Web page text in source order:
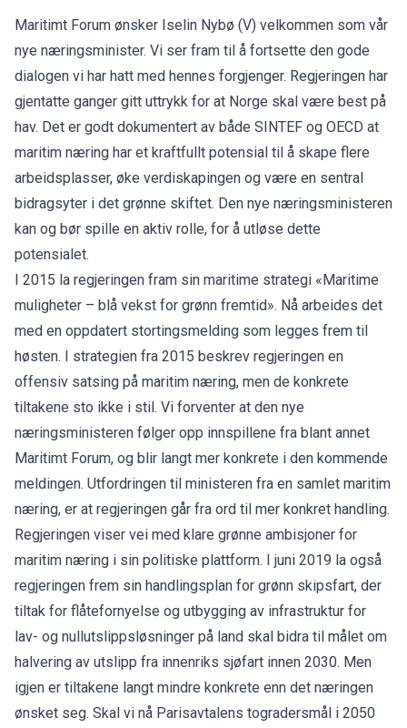
Maritimt Forum ønsker Iselin Nybø (V) velkommen som vår
nye næringsminister. Vi ser fram til å fortsette den gode
dialogen vi har hatt med hennes forgjenger. Regjeringen har
gjentatte ganger gitt uttrykk for at Norge skal være best på
hav. Det er godt dokumentert av både SINTEF og OECD at
maritim næring har et kraftfullt potensial til å skape flere
arbeidsplasser, øke verdiskapingen og være en sentral
bidragsyter i det grønne skiftet. Den nye næringsministeren
kan og bør spille en aktiv rolle, for å utløse dette
potensialet.
I 2015 la regjeringen fram sin maritime strategi «Maritime
muligheter – blå vekst for grønn fremtid». Nå arbeides det
med en oppdatert stortingsmelding som legges frem til
høsten. I strategien fra 2015 beskrev regjeringen en
offensiv satsing på maritim næring, men de konkrete
tiltakene sto ikke i stil. Vi forventer at den nye
næringsministeren følger opp innspillene fra blant annet
Maritimt Forum, og blir langt mer konkrete i den kommende
meldingen. Utfordringen til ministeren fra en samlet maritim
næring, er at regjeringen går fra ord til mer konkret handling.
Regjeringen viser vei med klare grønne ambisjoner for
maritim næring i sin politiske plattform. I juni 2019 la også
regjeringen frem sin handlingsplan for grønn skipsfart, der
tiltak for flåtefornyelse og utbygging av infrastruktur for
lav- og nullutslippsløsninger på land skal bidra til målet om
halvering av utslipp fra innenriks sjøfart innen 2030. Men
igjen er tiltakene langt mindre konkrete enn det næringen
ønsket seg. Skal vi nå Parisavtalens togradersmål i 2050